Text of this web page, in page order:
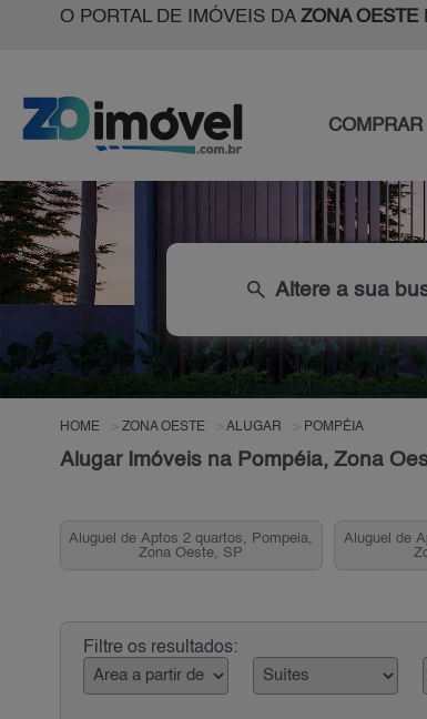
O PORTAL DE IMÓVEIS DA ZONA OESTE
COMPRAR
search Altere a sua
HOME ZONA OESTE ALUGAR POMPÉIA
Alugar Imóveis na Pompéia, Zona
Aluguel de Aptos 2 quartos, Pompeia,
Zona Oeste, SP
Aluguel de
Filtre os resultados: